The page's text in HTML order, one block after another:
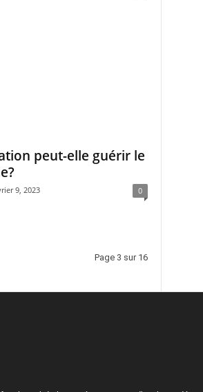
peut-elle guérir le
9, 2023 0
Page 3 sur 16